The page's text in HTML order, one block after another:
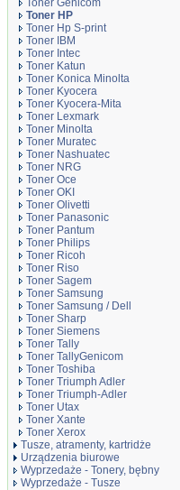
Toner Genicom
Toner HP
Toner Hp S-print
Toner IBM
Toner Intec
Toner Katun
Toner Konica Minolta
Toner Kyocera
Toner Kyocera-Mita
Toner Lexmark
Toner Minolta
Toner Muratec
Toner Nashuatec
Toner NRG
Toner Oce
Toner OKI
Toner Olivetti
Toner Panasonic
Toner Pantum
Toner Philips
Toner Ricoh
Toner Riso
Toner Sagem
Toner Samsung
Toner Samsung / Dell
Toner Sharp
Toner Siemens
Toner Tally
Toner TallyGenicom
Toner Toshiba
Toner Triumph Adler
Toner Triumph-Adler
Toner Utax
Toner Xante
Toner Xerox
Tusze, atramenty, kartridże
Urządzenia biurowe
Wyprzedaże - Tonery, bębny
Wyprzedaże - Tusze